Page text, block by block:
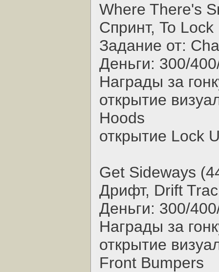
Where There's
Спринт, To Lock
Задание от:
Деньги: 300/
Награды за
открытие
Hoods
открытие Lock
Get Sideways
Дрифт, Drift
Деньги: 300/
Награды за
открытие
Front Bumpers